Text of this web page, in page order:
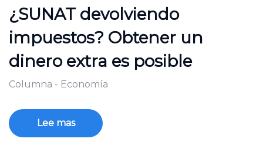
¿SUNAT devolviendo
impuestos? Obtener un
dinero extra es posible
Columna - Economía
Lee mas